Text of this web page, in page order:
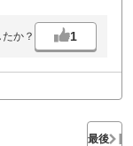
か？ 1
最後